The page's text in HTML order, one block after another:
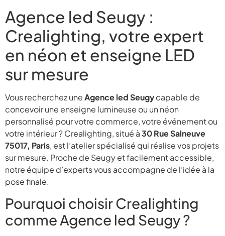
Agence led Seugy :
Crealighting, votre expert
en néon et enseigne LED
sur mesure
Vous recherchez uneAgence led Seugycapable de
concevoir une enseigne lumineuse ou un néon
personnalisé pour votre commerce, votre événement ou
votre intérieur ? Crealighting, situé à30 Rue Salneuve
75017, Paris, est l’atelier spécialisé qui réalise vos projets
sur mesure. Proche de Seugy et facilement accessible,
notre équipe d’experts vous accompagne de l’idée à la
pose finale.
Pourquoi choisir Crealighting
comme Agence led Seugy ?